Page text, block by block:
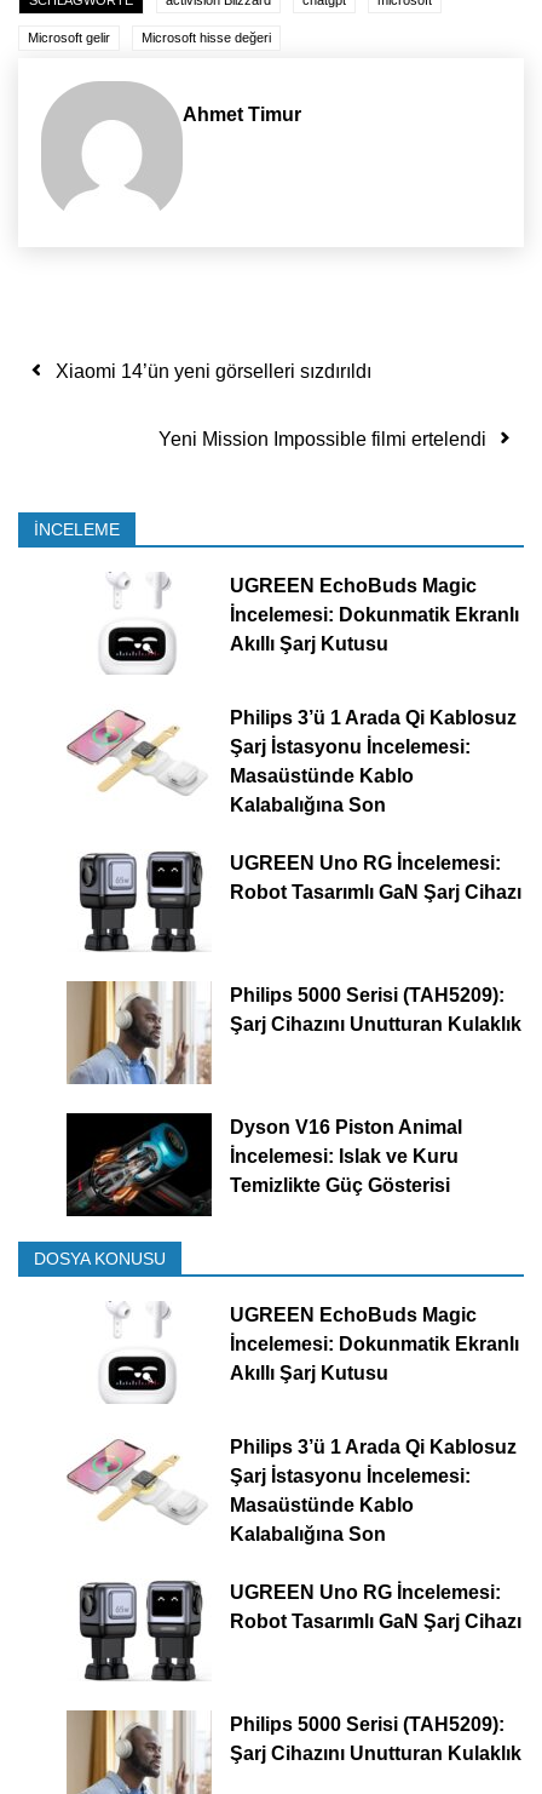
Microsoft gelir Microsoft hisse değeri
Ahmet Timur
Yazı dolaşımı
Xiaomi 14’ün yeni görselleri sızdırıldı
Yeni Mission Impossible filmi ertelendi
İNCELEME
UGREEN EchoBuds Magic
İncelemesi: Dokunmatik Ekranlı
Akıllı Şarj Kutusu
Philips 3’ü 1 Arada Qi Kablosuz
Şarj İstasyonu İncelemesi:
Masaüstünde Kablo
Kalabalığına Son
UGREEN Uno RG İncelemesi:
Robot Tasarımlı GaN Şarj Cihazı
Philips 5000 Serisi (TAH5209):
Şarj Cihazını Unutturan Kulaklık
Dyson V16 Piston Animal
İncelemesi: Islak ve Kuru
Temizlikte Güç Gösterisi
DOSYA KONUSU
UGREEN EchoBuds Magic
İncelemesi: Dokunmatik Ekranlı
Akıllı Şarj Kutusu
Philips 3’ü 1 Arada Qi Kablosuz
Şarj İstasyonu İncelemesi:
Masaüstünde Kablo
Kalabalığına Son
UGREEN Uno RG İncelemesi:
Robot Tasarımlı GaN Şarj Cihazı
Philips 5000 Serisi (TAH5209):
Şarj Cihazını Unutturan Kulaklık